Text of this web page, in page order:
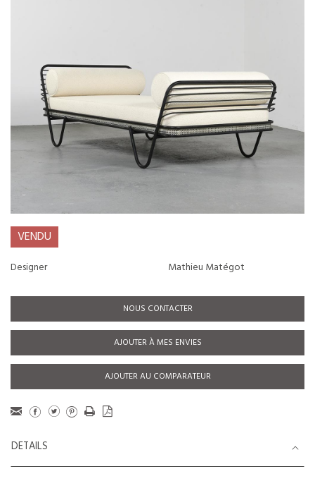
VENDU
Designer Mathieu Matégot
NOUS CONTACTER
AJOUTER À MES ENVIES
AJOUTER AU COMPARATEUR
DETAILS